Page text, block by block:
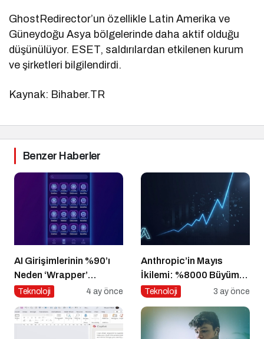
GhostRedirector’un özellikle Latin Amerika ve
Güneydoğu Asya bölgelerinde daha aktif olduğu
düşünülüyor. ESET, saldırılardan etkilenen kurum
ve şirketleri bilgilendirdi.
Kaynak: Bihaber.TR
Benzer Haberler
AI Girişimlerinin %90’ı
Neden ‘Wrapper’
Kalıyor?
Teknoloji 4 ay önce
Anthropic’in Mayıs
İkilemi: %8000 Büyüme
+ Kendini Geliştiren
Sürdürülebilir mi?
Teknoloji 3 ay önce